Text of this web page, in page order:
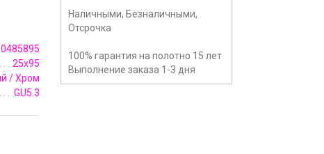
25x95
/ Хром
GU5.3
Наличными, Безналичными,
Отсрочка
100% гарантия на полотно 15 лет
Выполнение заказа 1-3 дня